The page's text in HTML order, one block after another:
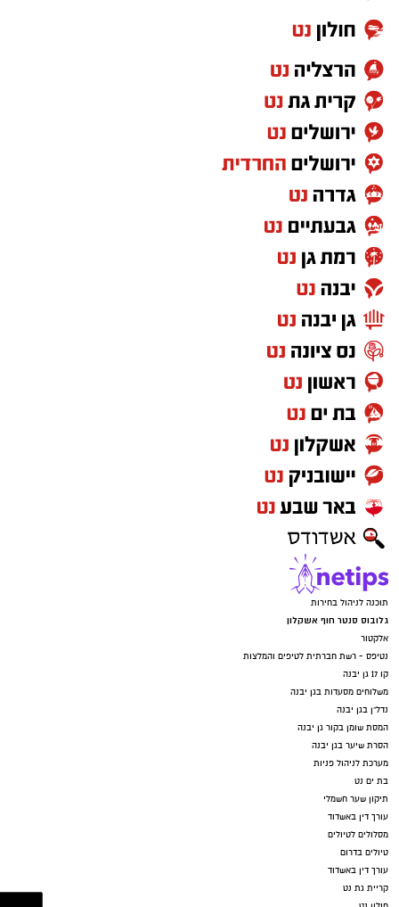
תוכנה לניהול בחירות
גלובוס סנטר חוף אשקלון
אלקטור
נטיפס - רשת חברתית לטיפים והמלצות
קו 17 גן יבנה
משלוחים מסעדות בגן יבנה
נדל"ן בגן יבנה
המסת שומן בקור גן יבנה
הסרת שיער בגן יבנה
מערכת לניהול פניות
בת ים נט
תיקון שער חשמלי
עורך דין באשדוד
מסלולים לטיולים
טיולים בדרום
עורך דין באשדוד
קריית גת נט